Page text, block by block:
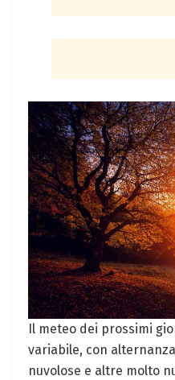
Il meteo dei prossimi
variabile, con
nuvolose e altre molto